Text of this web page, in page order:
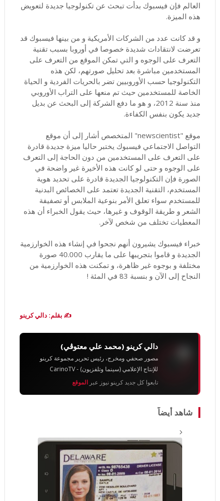
العالم فإن فيسبوك بدأت تبحث عن تكنولوجيا جديدة لتعويض
هذه الميزة.
و قد كانت عدد من الشركات الأمريكية و من بينها فيسبوك قد
تعرضت لانتقادات شديدة خصوصا في أوروبا بسبب تقنية
التعرف على الوجوه و التي تمكن الموقع من التعرف على
المستخدمين مباشرة بعد تحليل صورتهم، لكن هذه
التكنولوجيا حسب الأوروبيين تضر بالحريات الفردية و الحياة
الخاصة للمستخدمين حيث تم منعها على التراب الأوروبي
منذ سنة 2012، و هو ما دفع الشركة إلى البحث عن بديل
جديد يكون بنفس الكفاءة.
موقع "newscientist" المتخصص أشار إلى أن موقع
التواصل الاجتماعي فيسبوك يختبر حاليا ميزة جديدة قادرة
على التعرف على المستخدمين من دون الحاجة إلى التعرف
على الوجوه و حتى لو كانت هذه الأخيرة غير واضحة في
الصورة فإن التكنولوجيا الجديدة قادرة على تحديد هوية
المستخدم، التقنية الجديدة تعتمد على الخصائص البدنية
للمستخدم سواء تعلق الأمر بنوعية الملابس أو تصفيفة
الشعر و طريقة الوقوف و غيرها، حيث يقول الخبراء أن هذه
المعطيات تختلف من شخص لآخر.
خبراء فيسبوك يشيرون أنهم نجحوا في إنشاء هذه الخوارزمية
الجديدة و قاموا بتجريبها على ما يقارب 40.000 صورة
مختلفة و بوجوه غير ظاهرة، و تمكنت هذه الخوارزمية من
النجاح إلى الآن و بنسبة 83 في المئة !
✍️ بقلم: دالي كرينو
دالي كرينو (محمد علي معتوڨي)
مصور صحفي ومخرج، رئيس تحرير مجموعة كرينو
للإنتاج الإعلامي (سينما وتلفزيون) - CarinoTV
تابعوا كل جديد كرينو نيوز عبر الموقع
شاهد أيضاً